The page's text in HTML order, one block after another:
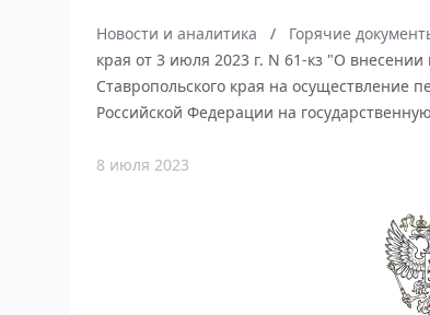
Новости и аналитика Горячие
края от 3 июля 2023 г. N 61-кз "О
Ставропольского края на осуществление
Российской Федерации на
8 июля 2023